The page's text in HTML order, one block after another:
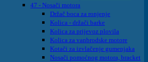
47 - Nosači motora
Držač boca za ronjenje
Kolica - držači barke
Kolica za prijevoz plovila
Kolica za vanbrodske motore
Kotači za izvlačenje gumenjaka
Nosači pomoćnog motora, bracket